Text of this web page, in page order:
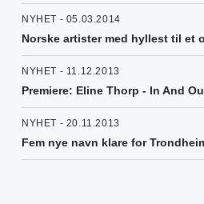
NYHET - 05.03.2014
Norske artister med hyllest til et
NYHET - 11.12.2013
Premiere: Eline Thorp - In And
NYHET - 20.11.2013
Fem nye navn klare for